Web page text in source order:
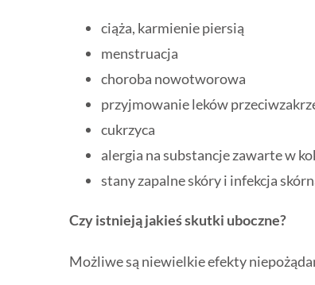
ciąża, karmienie piersią
menstruacja
choroba nowotworowa
przyjmowanie leków
cukrzyca
alergia na substancje zawarte w
stany zapalne skóry i infekcja
Czy istnieją jakieś skutki uboczne?
Możliwe są niewielkie efekty